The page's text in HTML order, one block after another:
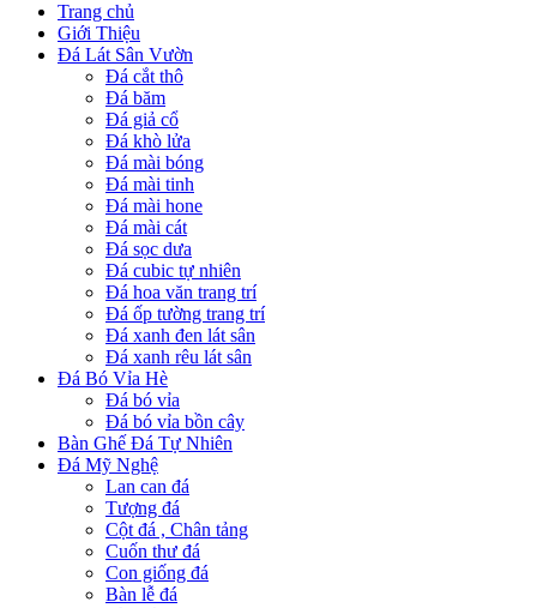
Trang chủ
Giới Thiệu
Đá Lát Sân Vườn
Đá cắt thô
Đá băm
Đá giả cổ
Đá khò lửa
Đá mài bóng
Đá mài tinh
Đá mài hone
Đá mài cát
Đá sọc dưa
Đá cubic tự nhiên
Đá hoa văn trang trí
Đá ốp tường trang trí
Đá xanh đen lát sân
Đá xanh rêu lát sân
Đá Bó Vỉa Hè
Đá bó vỉa
Đá bó vỉa bồn cây
Bàn Ghế Đá Tự Nhiên
Đá Mỹ Nghệ
Lan can đá
Tượng đá
Cột đá , Chân tảng
Cuốn thư đá
Con giống đá
Bàn lễ đá